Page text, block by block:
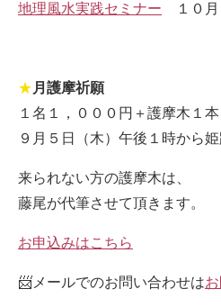
地理風水実践セミナー １０月
★ 月護摩祈願
１名１，０００円＋護摩木１
９月５日（木）午後１時から
来られない方の護摩木は、
藤尾が代筆させて頂きます。
お申込みはこちら
📨メールでのお問い合わせは